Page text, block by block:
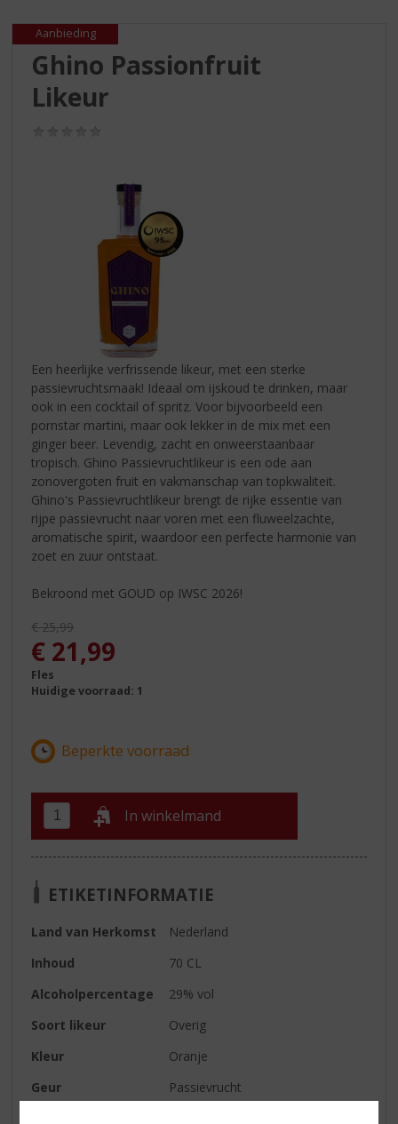
p
Aanbieding
Ghino Passionfruit
Likeur
Een heerlijke verfrissende likeur, met een sterke
passievruchtsmaak! Ideaal om ijskoud te drinken, maar
ook in een cocktail of spritz. Voor bijvoorbeeld een
pornstar martini, maar ook lekker in de mix met een
ginger beer. Levendig, zacht en onweerstaanbaar
tropisch. Ghino Passievruchtlikeur is een ode aan
zonovergoten fruit en vakmanschap van topkwaliteit.
Ghino's Passievruchtlikeur brengt de rijke essentie van
rijpe passievrucht naar voren met een fluweelzachte,
aromatische spirit, waardoor een perfecte harmonie van
zoet en zuur ontstaat.
Bekroond met GOUD op IWSC 2026!
Originele prijs was:
€25,99
, Huidige prijs is:
€ 21,99
Fles
Huidige voorraad: 1
In winkelmand
ETIKETINFORMATIE
Land van Herkomst
Nederland
Inhoud
70 CL
Alcoholpercentage
29% vol
Soort likeur
Overig
Kleur
Oranje
Geur
Passievrucht